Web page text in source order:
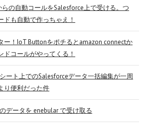
らの自動コールをSalesforce上で受ける。つ
ドも自動で作っちゃえ！
ー！IoT Buttonをポチるとamazon connectか
ドコールがやってくる！
ート上でのSalesforceデータ一括編集が一周
り便利だった件
データを enebular で受け取る